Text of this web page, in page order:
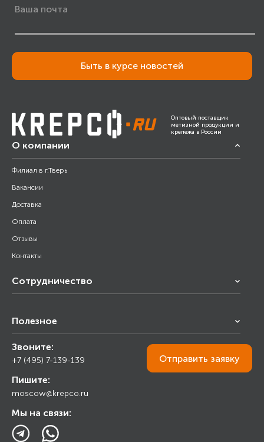
Быть в курсе новостей
Оптовый поставщик
метизной продукции и
крепежа в России
О компании
Филиал в г.Тверь
Вакансии
Доставка
Оплата
Отзывы
Контакты
Сотрудничество
Снабжение строительства
Торговым организациям
Полезное
Калькулятор
Прайс лист
Ответы на вопросы
Блог
Звоните:
+7 (495) 7-139-139
Пишите:
moscow@krepco.ru
Мы на связи:
Отправить заявку